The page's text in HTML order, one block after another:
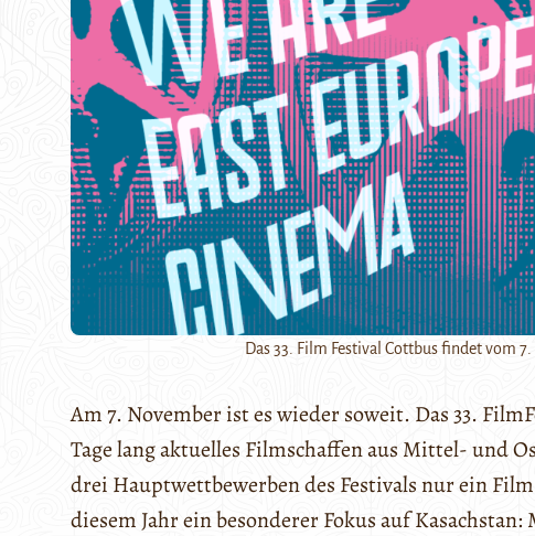
Das 33. Film Festival Cottbus findet vom
Am 7. November ist es wieder soweit. Das 33.
Tage lang aktuelles Filmschaffen aus Mittel- und
drei Hauptwettbewerben des Festivals nur ein
diesem Jahr ein besonderer Fokus auf